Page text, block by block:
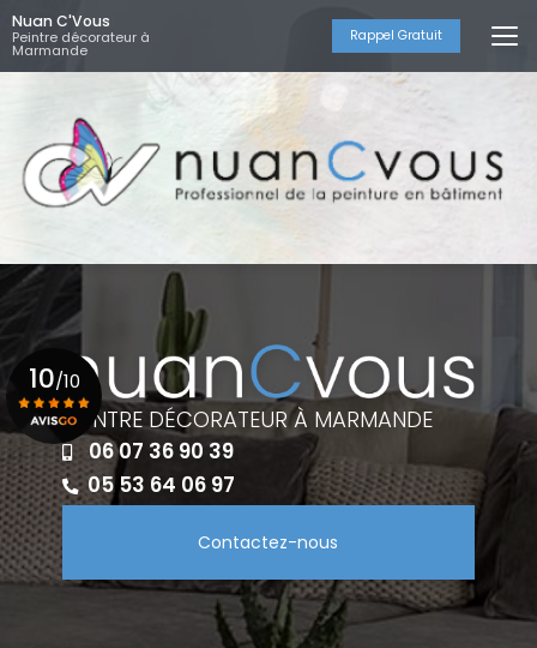
Aller
au
contenu
principal
Nuan C'Vous
Peintre décorateur à
Marmande
Rappel Gratuit
PEINTRE DÉCORATEUR À MARMANDE
06 07 36 90 39
05 53 64 06 97
Contactez-nous
10/10
Voir le certificat